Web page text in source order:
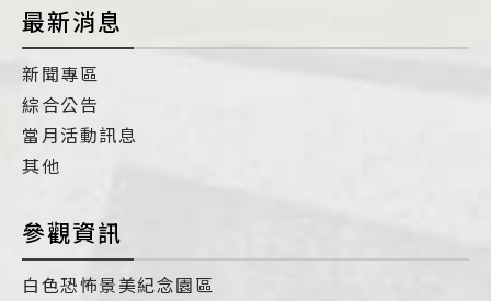
最新消息
新聞專區
綜合公告
當月活動訊息
其他
參觀資訊
白色恐怖景美紀念園區